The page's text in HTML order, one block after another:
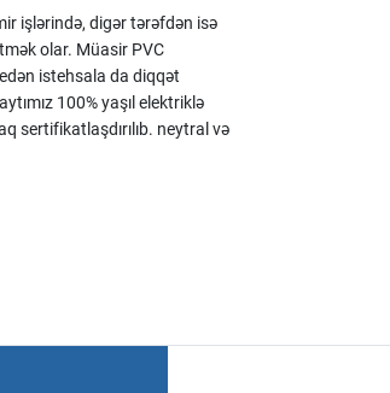
işlərində, digər tərəfdən isə
olar. Müasir PVC
istehsala da diqqət
100% yaşıl elektriklə
sertifikatlaşdırılıb. neytral və